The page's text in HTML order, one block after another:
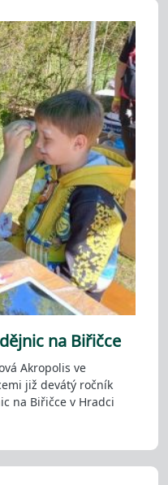
na Biřičce
Akropolis ve
již devátý ročník
na Biřičce v Hradci